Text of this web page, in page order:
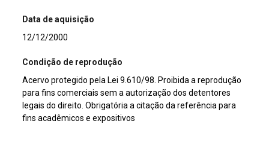
Data de aquisição
12/12/2000
Condição de reprodução
Acervo protegido pela Lei 9.610/98. Proibida a reprodução
para fins comerciais sem a autorização dos detentores
legais do direito. Obrigatória a citação da referência para
fins acadêmicos e expositivos